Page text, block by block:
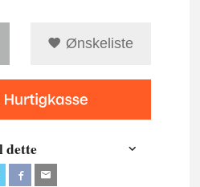
Ønskeliste
dette